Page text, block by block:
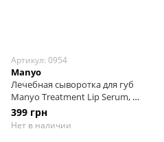
Артикул: 0954
Manyo
Лечебная сыворотка для губ
Manyo Treatment Lip Serum, 10
мл
399 грн
Нет в наличии